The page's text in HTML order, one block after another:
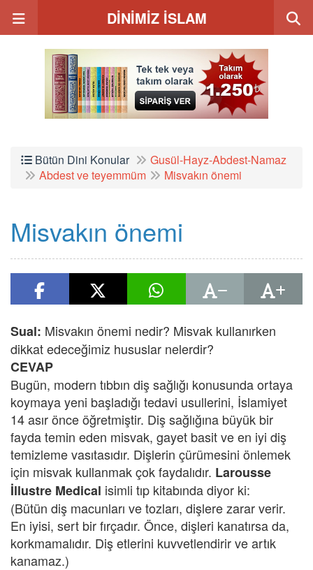
DİNİMİZ İSLAM
Bütün Dini Konular
Gusül-Hayz-Abdest-Namaz
Abdest ve teyemmüm
Misvakın önemi
Misvakın önemi
Sual: Misvakın önemi nedir? Misvak kullanırken
dikkat edeceğimiz hususlar nelerdir?
CEVAP
Bugün, modern tıbbın diş sağlığı konusunda ortaya
koymaya yeni başladığı tedavi usullerini, İslamiyet
14 asır önce öğretmiştir. Diş sağlığına büyük bir
fayda temin eden misvak, gayet basit ve en iyi diş
temizleme vasıtasıdır. Dişlerin çürümesini önlemek
için misvak kullanmak çok faydalıdır. Larousse
İllustre Medical isimli tıp kitabında diyor ki:
(Bütün diş macunları ve tozları, dişlere zarar verir.
En iyisi, sert bir fırçadır. Önce, dişleri kanatırsa da,
korkmamalıdır. Diş etlerini kuvvetlendirir ve artık
kanamaz.)